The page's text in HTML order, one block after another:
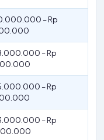
– Rp
– Rp
– Rp
– Rp